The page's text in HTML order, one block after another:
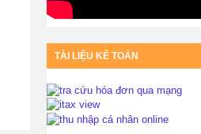
TÀI LIỆU KẾ TOÁN